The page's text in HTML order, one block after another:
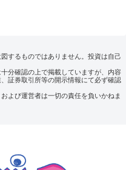
するものではありません。投資は自己
分確認の上で掲載していますが、内容
証券取引所等の開示情報にて必ず確認
よび運営者は一切の責任を負いかねま